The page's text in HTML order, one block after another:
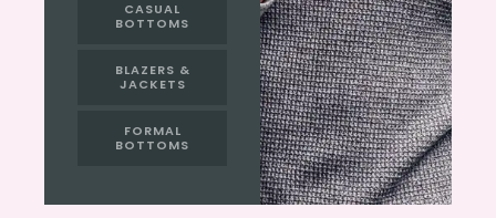
CASUAL
BOTTOMS
BLAZERS &
JACKETS
FORMAL
BOTTOMS